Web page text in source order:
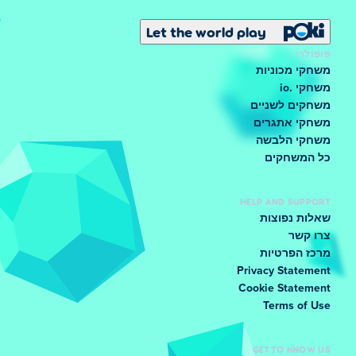
Let the world play
פופולרי
משחקי מכוניות
משחקי .io
משחקים לשניים
משחקי אתגרים
משחקי הלבשה
כל המשחקים
HELP AND SUPPORT
שאלות נפוצות
צרו קשר
מרכז הפרטיות
Privacy Statement
Cookie Statement
Terms of Use
GET TO KNOW US